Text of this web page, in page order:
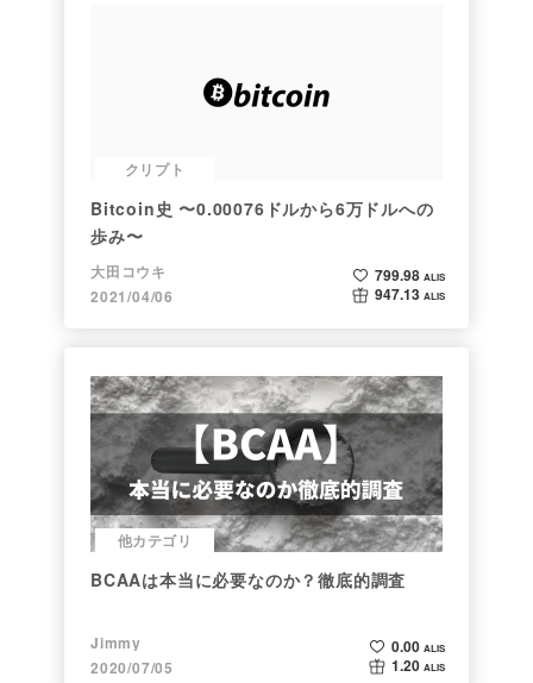
クリプト
Bitcoin史 〜0.00076ドルから6万ドルへの
歩み〜
大田コウキ
2021/04/06
799.98 ALIS
947.13 ALIS
他カテゴリ
BCAAは本当に必要なのか？徹底的調査
Jimmy
2020/07/05
0.00 ALIS
1.20 ALIS